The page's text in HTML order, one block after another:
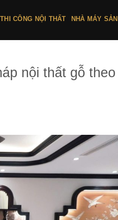
THI CÔNG NỘI THẤT NHÀ MÁY
nội thất gỗ theo